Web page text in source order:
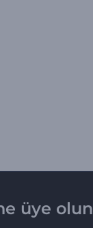
üye olun